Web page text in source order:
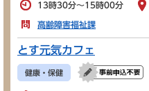
13時30分～15時00分
高齢障害福祉課
とす元気カフェ
健康・保健